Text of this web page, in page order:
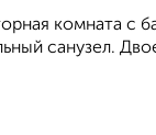
комната с
санузел.